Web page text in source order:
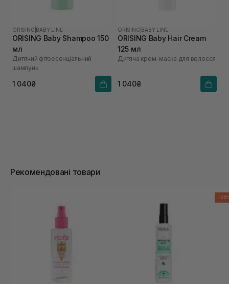
ORISING BABY LINE
ORISING Baby Shampoo 150
мл
Дитячий фітоесенціальний
шампунь
1 040₴
ORISING BABY LINE
ORISING Baby Hair Cream
125 мл
Дитяча крем-маска для волосся
1 040₴
Рекомендовані товари
-